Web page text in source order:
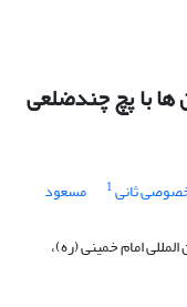
ها با پچ چندضلعی
ثانی1 مسعود
امام خمینی (ره)،